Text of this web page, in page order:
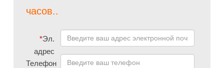
часов..
*Эл.
адрес
Телефон